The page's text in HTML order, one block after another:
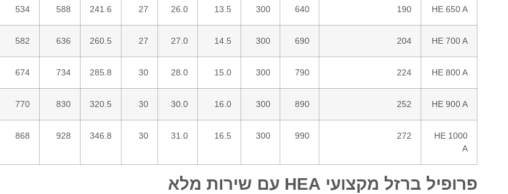
HE 650 A
190
640
300
13.5
26.0
27
241.6
588
534
HE 700 A
204
690
300
14.5
27.0
27
260.5
636
582
HE 800 A
224
790
300
15.0
28.0
30
285.8
734
674
HE 900 A
252
890
300
16.0
30.0
30
320.5
830
770
HE 1000
A
272
990
300
16.5
31.0
30
346.8
928
868
פרופיל ברזל מקצועי HEA עם שירות מלא